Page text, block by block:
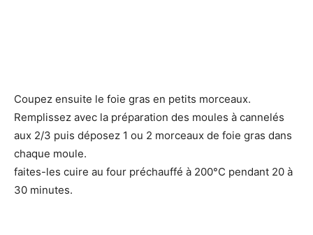
Coupez ensuite le foie gras en petits morceaux.
Remplissez avec la préparation des moules à cannelés
aux 2/3 puis déposez 1 ou 2 morceaux de foie gras dans
chaque moule.
faites-les cuire au four préchauffé à 200°C pendant 20 à
30 minutes.